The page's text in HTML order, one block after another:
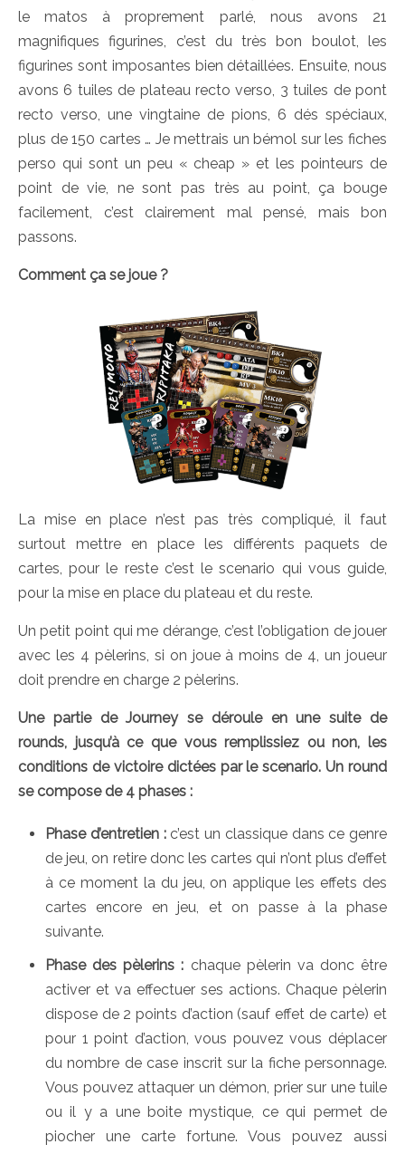
le matos à proprement parlé, nous avons 21
magnifiques figurines, c’est du très bon boulot, les
figurines sont imposantes bien détaillées. Ensuite, nous
avons 6 tuiles de plateau recto verso, 3 tuiles de pont
recto verso, une vingtaine de pions, 6 dés spéciaux,
plus de 150 cartes … Je mettrais un bémol sur les fiches
perso qui sont un peu « cheap » et les pointeurs de
point de vie, ne sont pas très au point, ça bouge
facilement, c’est clairement mal pensé, mais bon
passons.
Comment ça se joue ?
La mise en place n’est pas très compliqué, il faut
surtout mettre en place les différents paquets de
cartes, pour le reste c’est le scenario qui vous guide,
pour la mise en place du plateau et du reste.
Un petit point qui me dérange, c’est l’obligation de jouer
avec les 4 pèlerins, si on joue à moins de 4, un joueur
doit prendre en charge 2 pèlerins.
Une partie de Journey se déroule en une suite de
rounds, jusqu’à ce que vous remplissiez ou non, les
conditions de victoire dictées par le scenario. Un round
se compose de 4 phases :
Phase d’entretien :c’est un classique dans ce genre
de jeu, on retire donc les cartes qui n’ont plus d’effet
à ce moment la du jeu, on applique les effets des
cartes encore en jeu, et on passe à la phase
suivante.
Phase des pèlerins : chaque pèlerin va donc être
activer et va effectuer ses actions. Chaque pèlerin
dispose de 2 points d’action (sauf effet de carte) et
pour 1 point d’action, vous pouvez vous déplacer
du nombre de case inscrit sur la fiche personnage.
Vous pouvez attaquer un démon, prier sur une tuile
ou il y a une boite mystique, ce qui permet de
piocher une carte fortune. Vous pouvez aussi